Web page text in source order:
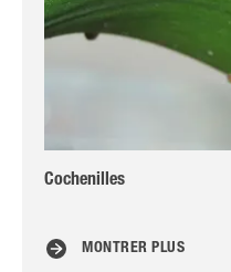
Cochenilles
MONTRER PLUS